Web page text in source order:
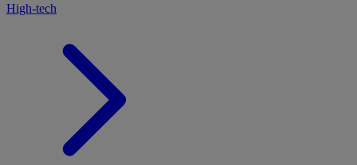
High-tech